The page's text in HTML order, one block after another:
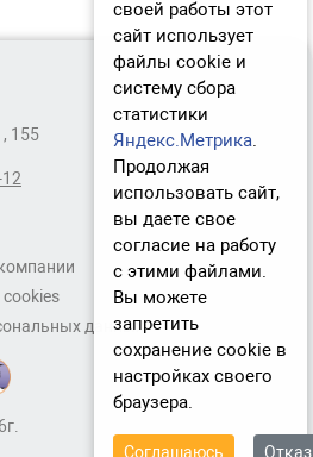
данных
155
своей работы этот
сайт использует
файлы cookie и
систему сбора
статистики
Яндекс.Метрика.
Продолжая
использовать сайт,
вы даете свое
согласие на работу
с этими файлами.
Вы можете
запретить
сохранение cookie в
настройках своего
браузера.
Соглашаюсь